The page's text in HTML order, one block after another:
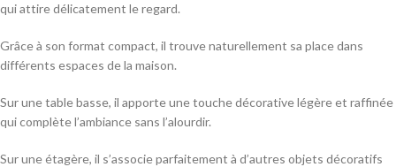
qui attire délicatement le regard.
Grâce à son format compact, il trouve naturellement sa place dans
différents espaces de la maison.
Sur une table basse, il apporte une touche décorative légère et raffinée
qui complète l’ambiance sans l’alourdir.
Sur une étagère, il s’associe parfaitement à d’autres objets décoratifs